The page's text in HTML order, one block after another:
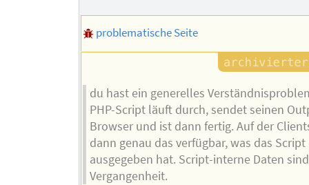
problematische Seite
du hast ein generelles
PHP-Script läuft durch, sendet seinen
Browser und ist dann fertig. Auf der
dann genau das verfügbar, was das
ausgegeben hat. Script-interne Daten
Vergangenheit.